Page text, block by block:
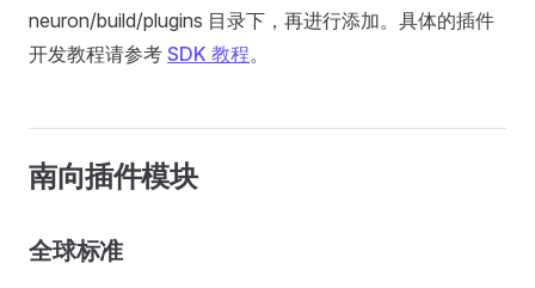
neuron/build/plugins 目录下，再进行添加。具体的插件
开发教程请参考 SDK 教程。
南向插件模块
全球标准